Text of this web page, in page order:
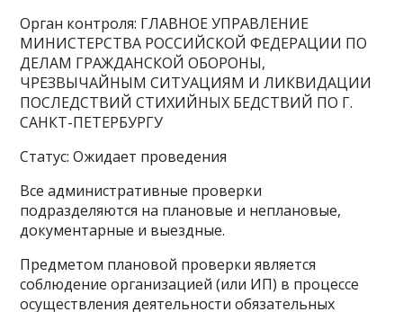
Орган контроля: ГЛАВНОЕ УПРАВЛЕНИЕ
МИНИСТЕРСТВА РОССИЙСКОЙ ФЕДЕРАЦИИ ПО
ДЕЛАМ ГРАЖДАНСКОЙ ОБОРОНЫ,
ЧРЕЗВЫЧАЙНЫМ СИТУАЦИЯМ И ЛИКВИДАЦИИ
ПОСЛЕДСТВИЙ СТИХИЙНЫХ БЕДСТВИЙ ПО Г.
САНКТ-ПЕТЕРБУРГУ
Статус: Ожидает проведения
Все административные проверки
подразделяются на плановые и неплановые,
документарные и выездные.
Предметом плановой проверки является
соблюдение организацией (или ИП) в процессе
осуществления деятельности обязательных